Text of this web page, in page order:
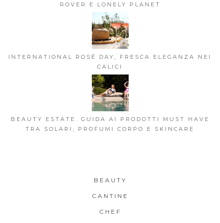
ROVER E LONELY PLANET
INTERNATIONAL ROSÉ DAY, FRESCA ELEGANZA NEI
CALICI
BEAUTY ESTATE. GUIDA AI PRODOTTI MUST HAVE
TRA SOLARI, PROFUMI CORPO E SKINCARE
BEAUTY
CANTINE
CHEF